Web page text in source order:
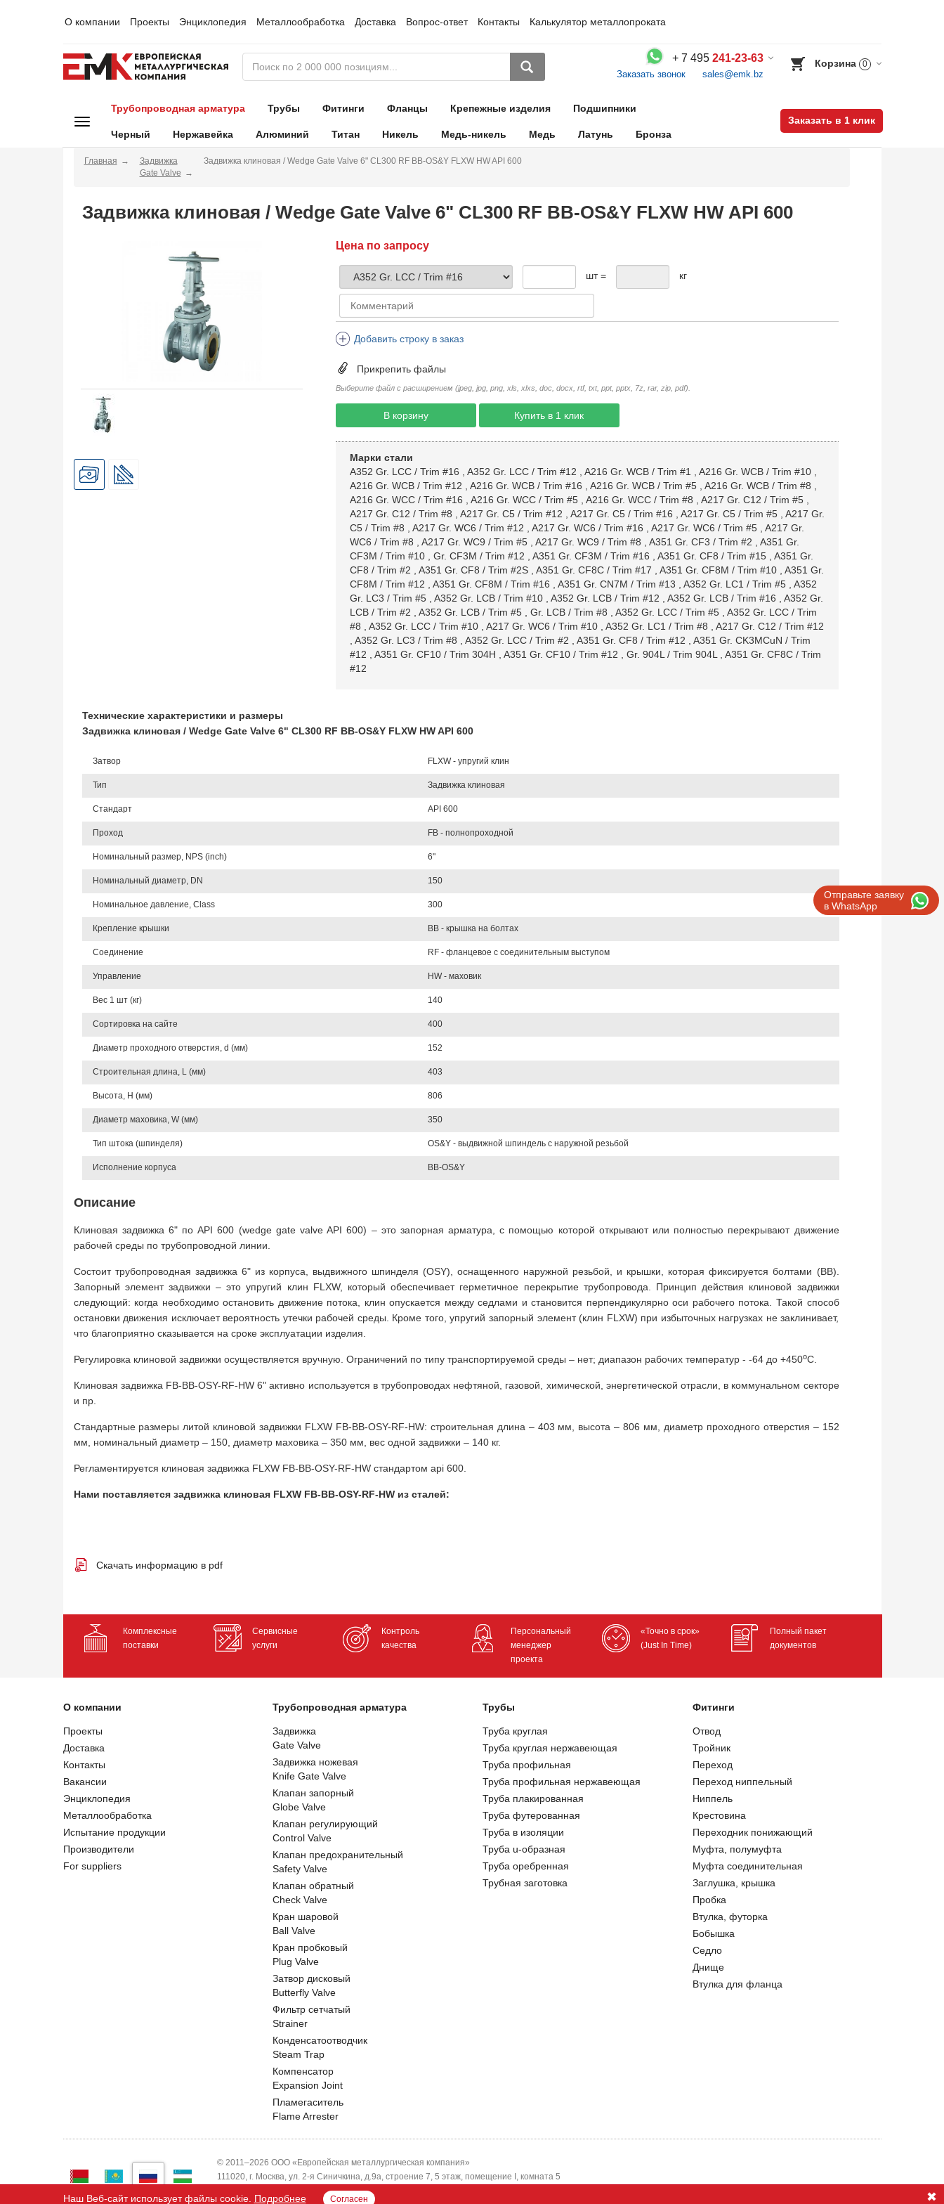
О компании Проекты Энциклопедия Металлообработка Доставка Вопрос-ответ Контакты Калькулятор металлопроката
+ 7 495 241-23-63
Заказать звонок sales@emk.bz
Корзина 0
Трубопроводная арматура Трубы Фитинги Фланцы Крепежные изделия Подшипники
Черный Нержавейка Алюминий Титан Никель Медь-никель Медь Латунь Бронза
Заказать в 1 клик
Отправьте заявку
в WhatsApp
Главная
Задвижка
Gate Valve
Задвижка клиновая / Wedge Gate Valve 6" CL300 RF BB-OS&Y FLXW HW API 600
Задвижка клиновая / Wedge Gate Valve 6" CL300 RF BB-OS&Y FLXW HW API 600
Цена по запросу
шт = кг
Добавить строку в заказ
Прикрепить файлы
Выберите файл с расширением (jpeg, jpg, png, xls, xlxs, doc, docx, rtf, txt, ppt, pptx, 7z, rar, zip, pdf).
В корзину Купить в 1 клик
Марки стали
A352 Gr. LCC / Trim #16
A352 Gr. LCC / Trim #12 A216 Gr. WCB / Trim #1 A216 Gr. WCB / Trim #10,
A216 Gr. WCB / Trim #12
A216 Gr. WCB / Trim #16 A216 Gr. WCB / Trim #5, A216 Gr. WCB / Trim #8
A216 Gr. WCC / Trim #16
A216 Gr. WCC / Trim #5, A216 Gr. WCC / Trim #8 A217 Gr. C12 / Trim #5,
A217 Gr. C12 / Trim #8
A217 Gr. C5 / Trim #12 A217 Gr. C5 / Trim #16 A217 Gr. C5 / Trim #5, A217 Gr.
C5 / Trim #8
A217 Gr. WC6 / Trim #12 A217 Gr. WC6 / Trim #16 A217 Gr. WC6 / Trim #5, A217 Gr.
WC6 / Trim #8
A217 Gr. WC9 / Trim #5, A217 Gr. WC9 / Trim #8 A351 Gr. CF3 / Trim #2
A351 Gr.
CF3M / Trim #10, Gr. CF3M / Trim #12 A351 Gr. CF3M / Trim #16 A351 Gr. CF8 / Trim #15, A351 Gr.
CF8 / Trim #2
A351 Gr. CF8 / Trim #2S, A351 Gr. CF8C / Trim #17 A351 Gr. CF8M / Trim #10, A351 Gr.
CF8M / Trim #12
A351 Gr. CF8M / Trim #16 A351 Gr. CN7M / Trim #13 A352 Gr. LC1 / Trim #5, A352
Gr. LC3 / Trim #5, A352 Gr. LCB / Trim #10, A352 Gr. LCB / Trim #12 A352 Gr. LCB / Trim #16
A352 Gr.
LCB / Trim #2
A352 Gr. LCB / Trim #5, Gr. LCB / Trim #8 A352 Gr. LCC / Trim #5, A352 Gr. LCC / Trim
#8
A352 Gr. LCC / Trim #10, A217 Gr. WC6 / Trim #10, A352 Gr. LC1 / Trim #8
A217 Gr. C12 / Trim #12
A352 Gr. LC3 / Trim #8 A352 Gr. LCC / Trim #2 A351 Gr. CF8 / Trim #12
A351 Gr. CK3MCuN / Trim
#12
A351 Gr. CF10 / Trim 304H A351 Gr. CF10 / Trim #12 Gr. 904L / Trim 904L
A351 Gr. CF8C / Trim
#12
Технические характеристики и размеры
Задвижка клиновая / Wedge Gate Valve 6" CL300 RF BB-OS&Y FLXW HW API 600
Затвор FLXW - упругий клин
Тип Задвижка клиновая
Стандарт API 600
Проход FB - полнопроходной
Номинальный размер, NPS (inch) 6"
Номинальный диаметр, DN 150
Номинальное давление, Class 300
Крепление крышки BB - крышка на болтах
Соединение RF - фланцевое с соединительным выступом
Управление HW - маховик
Вес 1 шт (кг) 140
Сортировка на сайте 400
Диаметр проходного отверстия, d (мм) 152
Строительная длина, L (мм) 403
Высота, Н (мм) 806
Диаметр маховика, W (мм) 350
Тип штока (шпинделя) OS&Y - выдвижной шпиндель с наружной резьбой
Исполнение корпуса BB-OS&Y
Описание
Клиновая задвижка 6" по API 600 (wedge gate valve API 600) – это запорная арматура, с помощью которой открывают или полностью перекрывают движение
рабочей среды по трубопроводной линии.
Состоит трубопроводная задвижка 6" из корпуса, выдвижного шпинделя (OSY), оснащенного наружной резьбой, и крышки, которая фиксируется болтами (BB).
Запорный элемент задвижки – это упругий клин FLXW, который обеспечивает герметичное перекрытие трубопровода. Принцип действия клиновой задвижки
следующий: когда необходимо остановить движение потока, клин опускается между седлами и становится перпендикулярно оси рабочего потока. Такой способ
остановки движения исключает вероятность утечки рабочей среды. Кроме того, упругий запорный элемент (клин FLXW) при избыточных нагрузках не заклинивает,
что благоприятно сказывается на сроке эксплуатации изделия.
Регулировка клиновой задвижки осуществляется вручную. Ограничений по типу транспортируемой среды – нет; диапазон рабочих температур - -64 до +450оС.
Клиновая задвижка FB-BB-OSY-RF-HW 6" активно используется в трубопроводах нефтяной, газовой, химической, энергетической отрасли, в коммунальном секторе
и пр.
Стандартные размеры литой клиновой задвижки FLXW FB-BB-OSY-RF-HW: строительная длина – 403 мм, высота – 806 мм, диаметр проходного отверстия – 152
мм, номинальный диаметр – 150, диаметр маховика – 350 мм, вес одной задвижки – 140 кг.
Регламентируется клиновая задвижка FLXW FB-BB-OSY-RF-HW стандартом api 600.
Нами поставляется задвижка клиновая FLXW FB-BB-OSY-RF-HW из сталей:
Скачать информацию в pdf
Комплексные
поставки
Сервисные
услуги
Контроль
качества
Персональный
менеджер
проекта
«Точно в срок»
(Just In Time)
Полный пакет
документов
О компании
Проекты
Доставка
Контакты
Вакансии
Энциклопедия
Металлообработка
Испытание продукции
Производители
For suppliers
Трубопроводная арматура
Задвижка
Gate Valve
Задвижка ножевая
Knife Gate Valve
Клапан запорный
Globe Valve
Клапан регулирующий
Control Valve
Клапан предохранительный
Safety Valve
Клапан обратный
Check Valve
Кран шаровой
Ball Valve
Кран пробковый
Plug Valve
Затвор дисковый
Butterfly Valve
Фильтр сетчатый
Strainer
Конденсатоотводчик
Steam Trap
Компенсатор
Expansion Joint
Пламегаситель
Flame Arrester
Трубы
Труба круглая
Труба круглая нержавеющая
Труба профильная
Труба профильная нержавеющая
Труба плакированная
Труба футерованная
Труба в изоляции
Труба u-образная
Труба оребренная
Трубная заготовка
Фитинги
Отвод
Тройник
Переход
Переход ниппельный
Ниппель
Крестовина
Переходник понижающий
Муфта, полумуфта
Муфта соединительная
Заглушка, крышка
Пробка
Втулка, футорка
Бобышка
Седло
Днище
Втулка для фланца
© 2011–2026 ООО «Европейская металлургическая компания»
111020, г. Москва, ул. 2-я Синичкина, д.9а, строение 7, 5 этаж, помещение I, комната 5
ИНН 7743820503 ООО "ЕМК"
Наш Веб-сайт использует файлы cookie. Подробнее Согласен